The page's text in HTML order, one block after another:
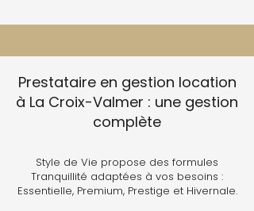
Prestataire en gestion location
à La Croix-Valmer : une gestion
complète
Style de Vie propose des formules
Tranquillité adaptées à vos besoins :
Essentielle, Premium, Prestige et Hivernale.